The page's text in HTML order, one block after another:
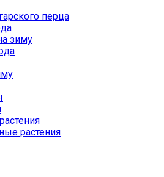
перца
зиму
растения